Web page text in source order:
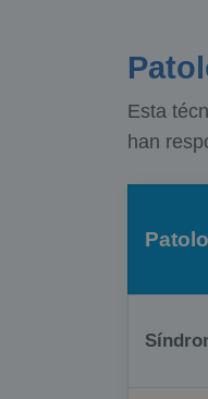
Esta
han